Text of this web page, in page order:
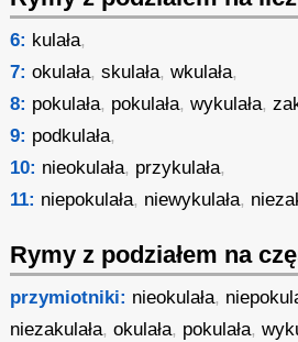
6: kulała,
7: okulała,skulała,wkulała,
8: pokulała, pokulała,wykulała,
9: podkulała,
10: nieokulała, przykulała,
11: niepokulała, niewykulała,
Rymy z podziałem na
przymiotniki: nieokulała,
niezakulała,okulała, pokulała,